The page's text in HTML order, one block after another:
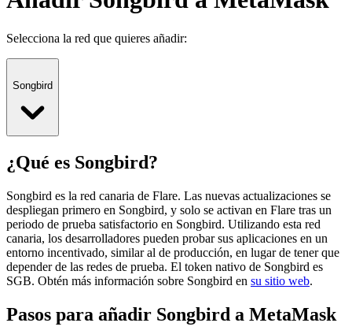
Selecciona la red que quieres añadir:
Songbird
¿Qué es Songbird?
Songbird es la red canaria de Flare. Las nuevas actualizaciones se
despliegan primero en Songbird, y solo se activan en Flare tras un
periodo de prueba satisfactorio en Songbird. Utilizando esta red
canaria, los desarrolladores pueden probar sus aplicaciones en un
entorno incentivado, similar al de producción, en lugar de tener que
depender de las redes de prueba. El token nativo de Songbird es
SGB. Obtén más información sobre Songbird en su sitio web.
Pasos para añadir Songbird a MetaMask